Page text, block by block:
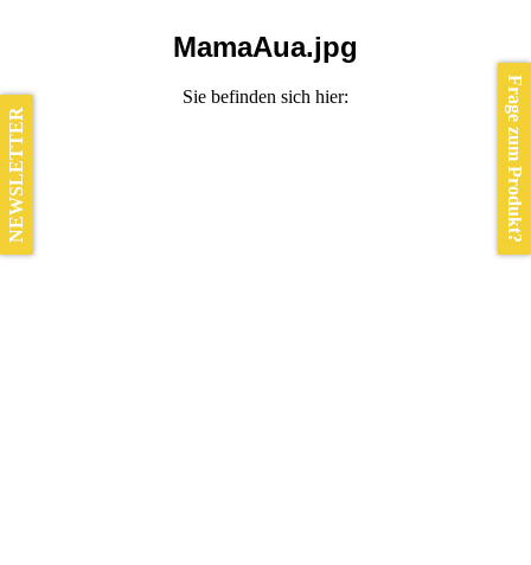
MamaAua.jpg
Sie befinden sich hier: Frage zum Produkt?
NEWSLETTER